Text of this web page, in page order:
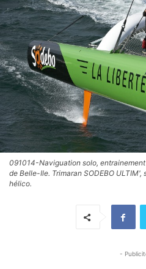
091014-Naviguation solo,
de Belle-Ile. Trimaran SODEBO
hélico.
-